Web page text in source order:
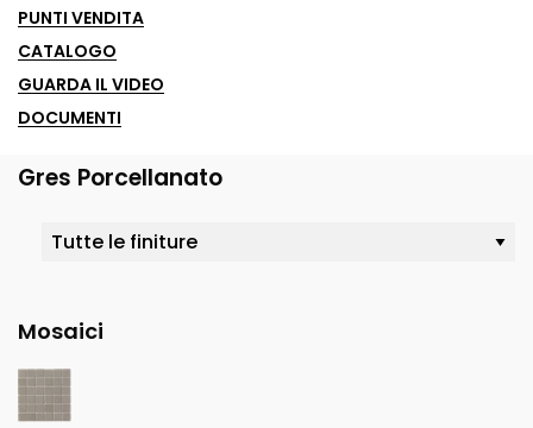
PUNTI VENDITA
CATALOGO
GUARDA IL VIDEO
DOCUMENTI
Gres Porcellanato
Mosaici